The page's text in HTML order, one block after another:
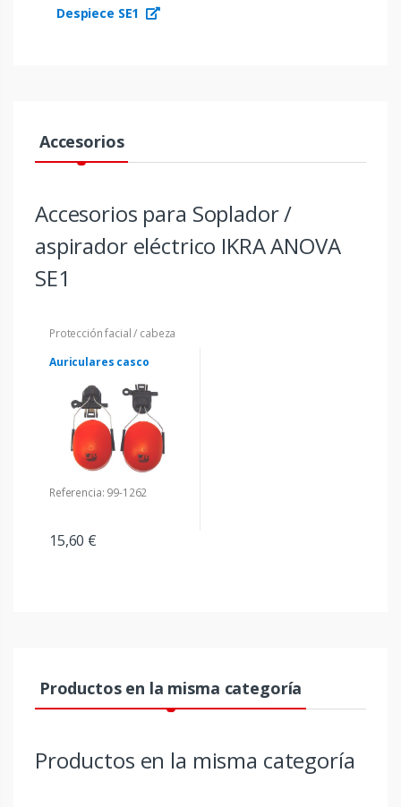
Despiece SE1
Accesorios
Accesorios para Soplador /
aspirador eléctrico IKRA ANOVA
SE1
Protección facial / cabeza
Auriculares casco
Referencia: 99-1262
15,60 €
Productos en la misma categoría
Productos en la misma categoría